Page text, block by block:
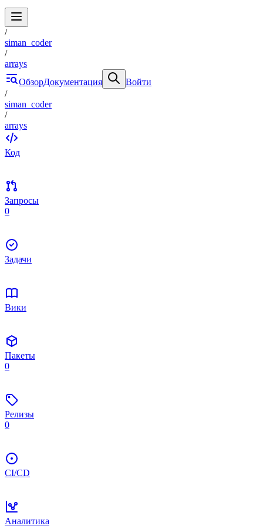
/
siman_coder
/
arrays
ОбзорДокументация
Войти
/
siman_coder
/
arrays
Код
Запросы
0
Задачи
Вики
Пакеты
0
Релизы
0
CI/CD
Аналитика